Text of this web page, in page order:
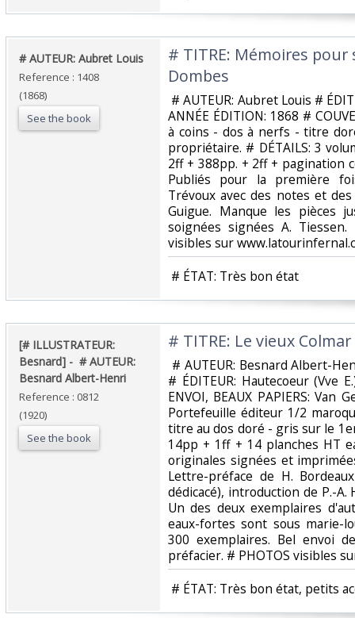
‎# AUTEUR: Aubret Louis‎
Reference : 1408
(1868)
See the book
‎# TITRE: Mémoires
Dombes‎
# AUTEUR: Aubret Louis #
ANNÉE ÉDITION: 1868 #
à coins - dos à nerfs - titre
propriétaire. # DÉTAILS: 3
2ff + 388pp. + 2ff + pagination
Publiés pour la première
Trévoux avec des notes et
Guigue. Manque les pièces
soignées signées A.
visibles sur
‎ # ÉTAT: Très bon état‎
‎[# ILLUSTRATEUR:
Besnard] - ‎ ‎# AUTEUR:
Besnard Albert-Henri‎
Reference : 0812
(1920)
See the book
‎# TITRE: Le vieux Colmar‎
# AUTEUR: Besnard Albert-
# ÉDITEUR: Hautecoeur (Vve
ENVOI, BEAUX PAPIERS: Van
Portefeuille éditeur 1/2
titre au dos doré - gris sur le
14pp + 1ff + 14 planches HT
originales signées et
Lettre-préface de H.
dédicacé), introduction de P.-
Un des deux exemplaires
eaux-fortes sont sous marie-
300 exemplaires. Bel envoi
préfacier. # PHOTOS visibles
# ÉTAT: Très bon état, petits